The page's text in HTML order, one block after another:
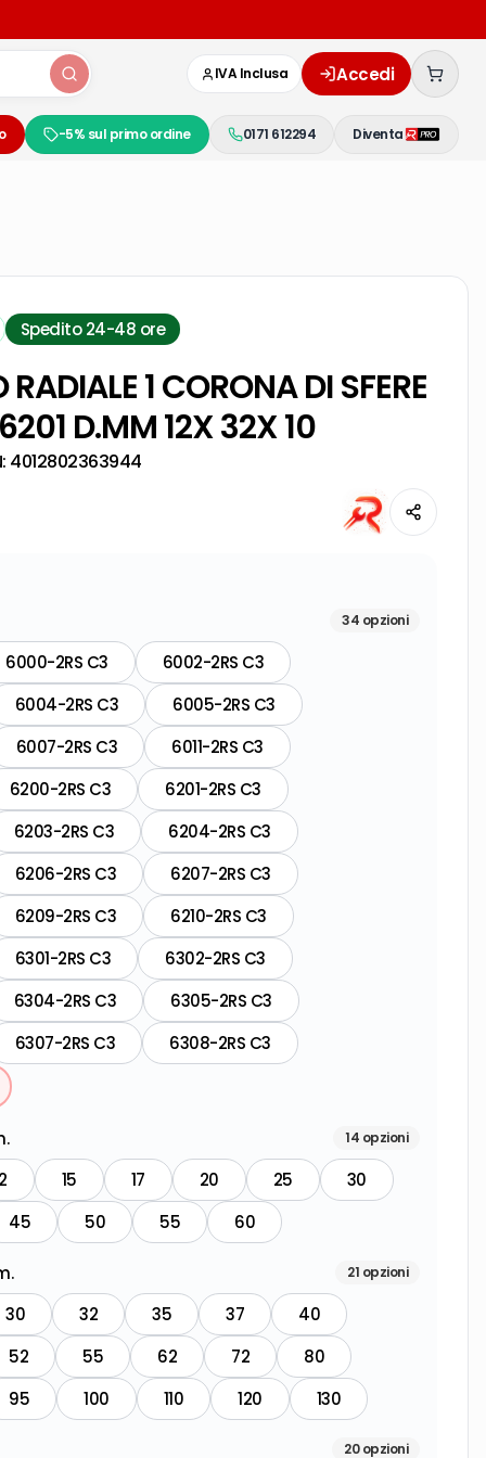
IVA Inclusa Accedi
-5% sul primo ordine 0171 612294 Diventa
Spedito 24-48 ore
1 CORONA DI SFERE
D.MM 12X 32X 10
4012802363944
34 opzioni
6000-2RS C3
6002-2RS C3
6004-2RS C3
6005-2RS C3
6007-2RS C3
6011-2RS C3
6200-2RS C3
6201-2RS C3
6203-2RS C3
6204-2RS C3
6206-2RS C3
6207-2RS C3
6209-2RS C3
6210-2RS C3
6301-2RS C3
6302-2RS C3
6304-2RS C3
6305-2RS C3
6307-2RS C3
6308-2RS C3
14 opzioni
15 17 20 25
30
45 50 55 60
21 opzioni
30 32 35 37
40
52 55 62 72
80
95 100 110 120 130
20 opzioni